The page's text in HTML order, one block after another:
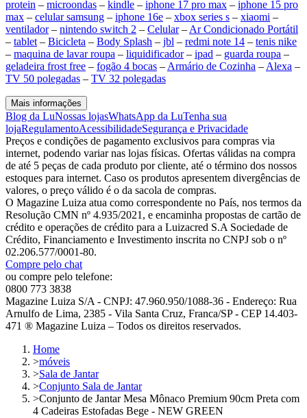
protein – microondas – kindle – iphone 17 pro max – iphone 15 pro
max – celular samsung – iphone 16e – xbox series s – xiaomi –
ventilador– nintendo switch 2 – Celular– Ar Condicionado Portátil
– tablet – Bicicleta – Body Splash – jbl – redmi note 14 – tenis nike
– maquina de lavar roupa – liquidificador– ipad – guarda roupa –
geladeira frost free – fogão 4 bocas – Armário de Cozinha – Alexa –
TV 50 polegadas – TV 32 polegadas
Mais informações
Blog da LuNossas lojasWhatsApp da LuTenha sua
lojaRegulamentoAcessibilidadeSegurança e Privacidade
Preços e condições de pagamento exclusivos para compras via
internet, podendo variar nas lojas físicas. Ofertas válidas na compra
de até 5 peças de cada produto por cliente, até o término dos nossos
estoques para internet. Caso os produtos apresentem divergências de
valores, o preço válido é o da sacola de compras.
O Magazine Luiza atua como correspondente no País, nos termos da
Resolução CMN nº 4.935/2021, e encaminha propostas de cartão de
crédito e operações de crédito para a Luizacred S.A Sociedade de
Crédito, Financiamento e Investimento inscrita no CNPJ sob o nº
02.206.577/0001-80.
Compre pelo chat
ou compre pelo telefone:
0800 773 3838
Magazine Luiza S/A - CNPJ: 47.960.950/1088-36 - Endereço: Rua
Arnulfo de Lima, 2385 - Vila Santa Cruz, Franca/SP - CEP 14.403-
471 ® Magazine Luiza – Todos os direitos reservados.
Home
>móveis
>Sala de Jantar
>Conjunto Sala de Jantar
>Conjunto de Jantar Mesa Mônaco Premium 90cm Preta com
4 Cadeiras Estofadas Bege - NEW GREEN